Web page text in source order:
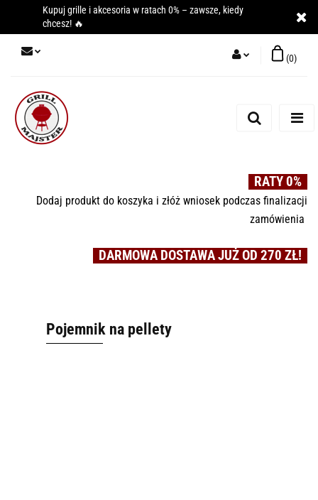
Kupuj grille i akcesoria w ratach 0% – zawsze, kiedy
chcesz! 🔥
Zarejestruj się
(0)
RATY 0%
Dodaj produkt do koszyka i złóż wniosek podczas finalizacji
zamówienia
DARMOWA DOSTAWA JUŻ OD 270 ZŁ!
Pojemnik na pellety